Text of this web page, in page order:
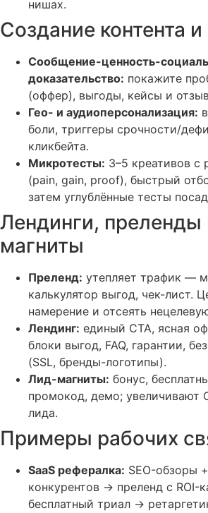
нишах.
Создание контента
Сообщение-ценность-
доказательство: покажите
(оффер), выгоды, кейсы и
Гео- и аудиоперсонализация:
боли, триггеры срочности/
кликбейта.
Микротесты: 3–5 креативов с
(pain, gain, proof), быстрый
затем углублённые тесты
Лендинги, преленды
магниты
Преленд: утепляет трафик —
калькулятор выгод, чек-лист.
намерение и отсеять
Лендинг: единый CTA, ясная
блоки выгод, FAQ, гарантии,
(SSL, бренды-логотипы).
Лид-магниты: бонус,
промокод, демо; увеличивают
лида.
Примеры рабочих
SaaS рефералка: SEO-обзоры
конкурентов → преленд с ROI-
бесплатный триал →